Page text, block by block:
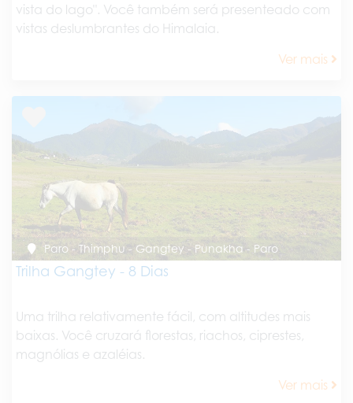
vista do lago". Você também será presenteado com
vistas deslumbrantes do Himalaia.
Ver mais
Paro - Thimphu - Gangtey - Punakha - Paro
Trilha Gangtey - 8 Dias
Uma trilha relativamente fácil, com altitudes mais
baixas. Você cruzará florestas, riachos, ciprestes,
magnólias e azaléias.
Ver mais